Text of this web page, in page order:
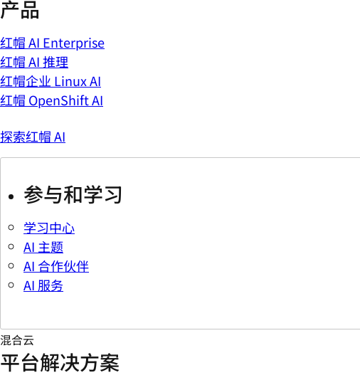
产品
红帽 AI Enterprise
红帽 AI 推理
红帽企业 Linux AI
红帽 OpenShift AI
探索红帽 AI
参与和学习
学习中心
AI 主题
AI 合作伙伴
AI 服务
混合云
平台解决方案